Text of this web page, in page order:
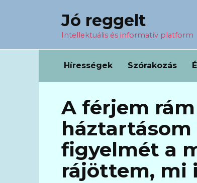
Jó reggelt
Intellektuális és informatív platform
Hírességek Szórakozás
A férjem
háztartásom
figyelmét a
rájöttem, mi